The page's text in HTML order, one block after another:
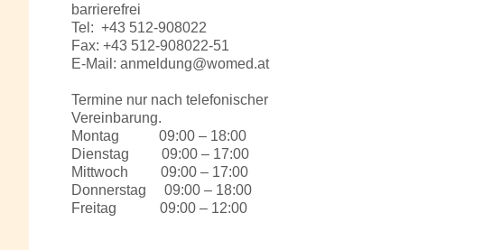
barrierefrei
Tel: +43 512-908022
Fax: +43 512-908022-51
E-Mail:anmeldung@womed.at
Termine nur nach telefonischer
Vereinbarung.
Montag 09:00 – 18:00
Dienstag 09:00 – 17:00
Mittwoch 09:00 – 17:00
Donnerstag 09:00 – 18:00
Freitag 09:00 – 12:00